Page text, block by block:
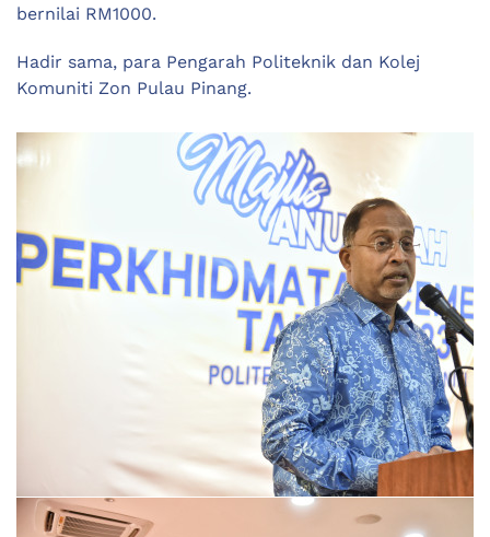
bernilai RM1000.
Hadir sama, para Pengarah Politeknik dan Kolej
Komuniti Zon Pulau Pinang.